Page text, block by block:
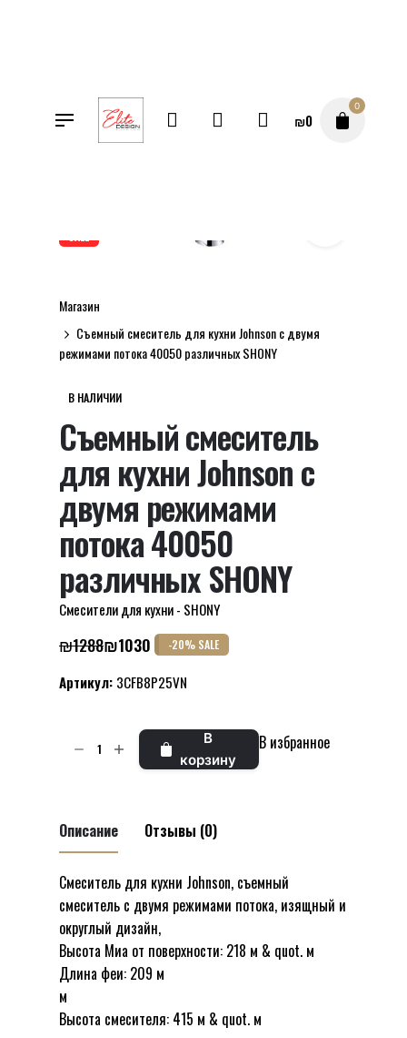
₪0
0
Магазин
Съемный смеситель для кухни Johnson с двумя
режимами потока 40050 различных SHONY
В НАЛИЧИИ
Съемный смеситель
для кухни Johnson с
двумя режимами
потока 40050
различных SHONY
Смесители для кухни - SHONY
₪1288
Первоначальная
цена
₪1030
Текущая
цена:
-20% SALE
Артикул: 3CFB8P25VN
Количество
для
кухни
Johnson
с
двумя
режимами
потока
40050
различных
В
корзину
В избранное
Описание Отзывы (0)
Смеситель для кухни Johnson, съемный
смеситель с двумя режимами потока, изящный и
округлый дизайн,
Высота Миа от поверхности: 218 м & quot. м
Длина феи: 209 м
м
Высота смесителя: 415 м & quot. м
Отзывов пока нет.
Будьте первым, кто оставил отзыв на
“Съемный смеситель для кухни
Johnson с двумя режимами потока
40050 различных SHONY”
Ваш адрес email не будет опубликован.